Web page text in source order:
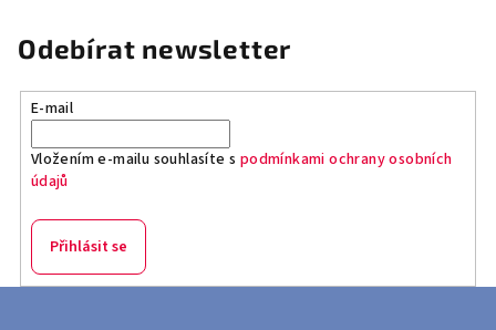
Odebírat newsletter
E-mail
Vložením e-mailu souhlasíte s podmínkami ochrany osobních
údajů
Přihlásit se